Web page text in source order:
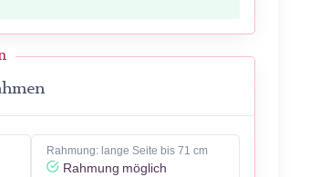
Rahmung: lange Seite bis 71 cm
Rahmung möglich